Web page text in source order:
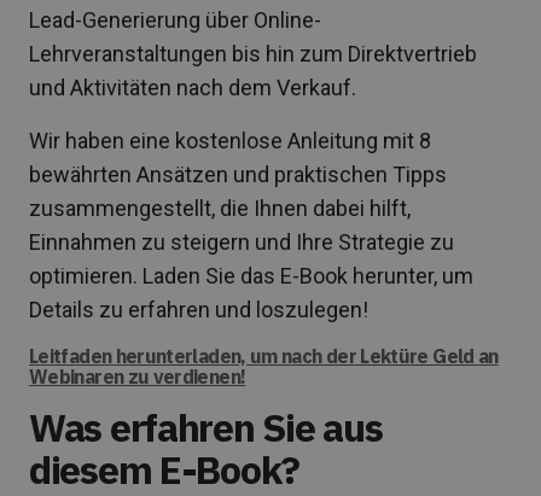
Lead-Generierung über Online-
Lehrveranstaltungen bis hin zum Direktvertrieb
und Aktivitäten nach dem Verkauf.
Wir haben eine kostenlose Anleitung mit 8
bewährten Ansätzen und praktischen Tipps
zusammengestellt, die Ihnen dabei hilft,
Einnahmen zu steigern und Ihre Strategie zu
optimieren. Laden Sie das E-Book herunter, um
Details zu erfahren und loszulegen!
Leitfaden herunterladen, um nach der Lektüre Geld an
Webinaren zu verdienen!
Was erfahren Sie aus
diesem E-Book?